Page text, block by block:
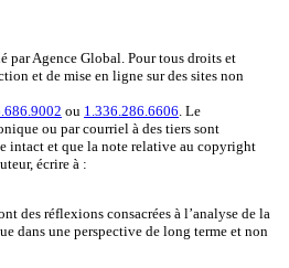
Agence Global. Pour tous droits et
et de mise en ligne sur des sites non
ou 1.336.286.6606. Le
ou par courriel à des tiers sont
intact et que la note relative au copyright
écrire à :
des réflexions consacrées à l’analyse de la
dans une perspective de long terme et non